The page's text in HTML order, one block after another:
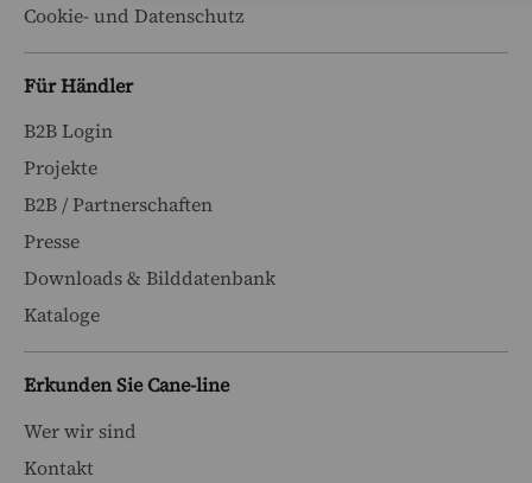
Cookie- und Datenschutz
Für Händler
B2B Login
Projekte
B2B / Partnerschaften
Presse
Downloads & Bilddatenbank
Kataloge
Erkunden Sie Cane-line
Wer wir sind
Kontakt